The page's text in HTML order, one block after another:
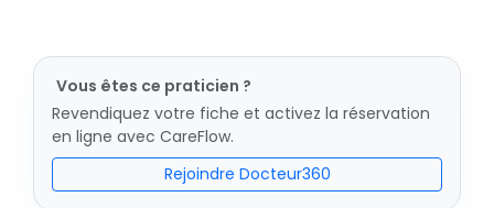
Vous êtes ce praticien ?
Revendiquez votre fiche et activez la réservation
en ligne avec CareFlow.
Rejoindre Docteur360